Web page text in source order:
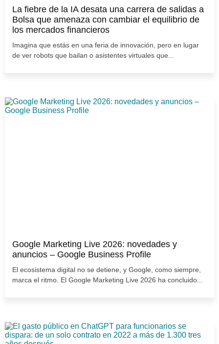
La fiebre de la IA desata una carrera de salidas a
Bolsa que amenaza con cambiar el equilibrio de
los mercados financieros
Imagina que estás en una feria de innovación, pero en lugar
de ver robots que bailan o asistentes virtuales que...
Google Marketing Live 2026: novedades y
anuncios – Google Business Profile
El ecosistema digital no se detiene, y Google, como siempre,
marca el ritmo. El Google Marketing Live 2026 ha concluido...